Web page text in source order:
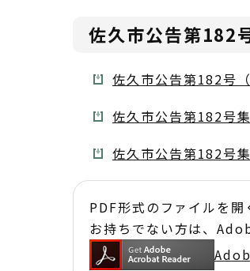
佐久市公告第
佐久市公告第182号
佐久市公告第182号
佐久市公告第182号
PDF形式のファイルを
お持ちでない方は、